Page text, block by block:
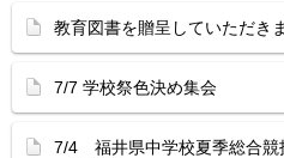
教育図書を贈呈していただき
7/7 学校祭色決め集会
7/4 福井県中学校夏季総合